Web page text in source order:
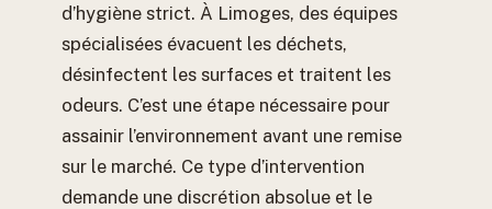
d’hygiène strict. À Limoges, des équipes
spécialisées évacuent les déchets,
désinfectent les surfaces et traitent les
odeurs. C’est une étape nécessaire pour
assainir l’environnement avant une remise
sur le marché. Ce type d’intervention
demande une discrétion absolue et le